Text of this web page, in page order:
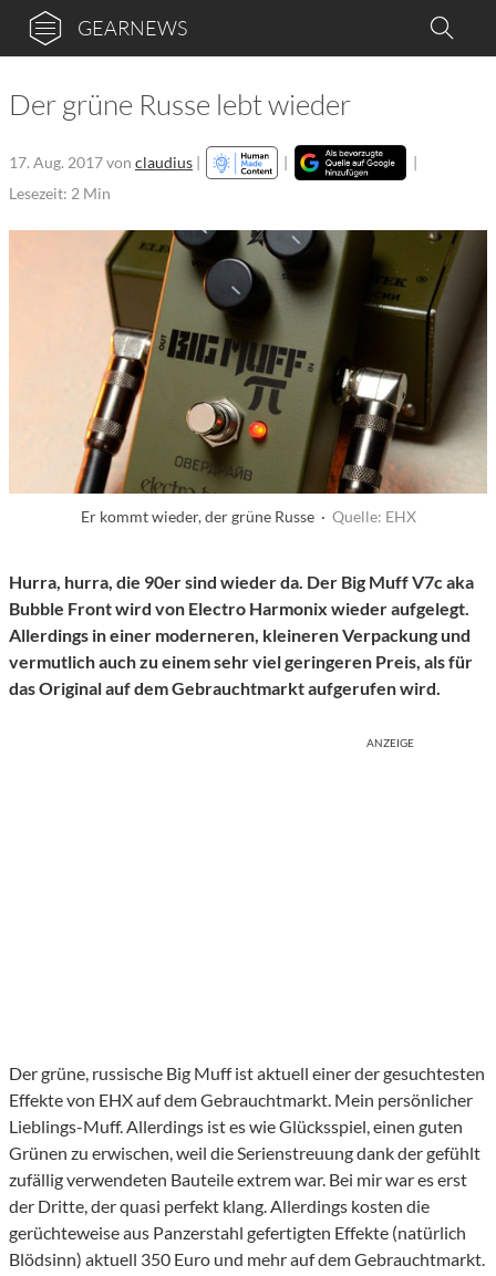
GEARNEWS
Der grüne Russe lebt wieder
17. Aug. 2017von claudius | |
|
Lesezeit: 2 Min
Er kommt wieder, der grüne Russe · Quelle: EHX
Hurra, hurra, die 90er sind wieder da. Der Big Muff V7c aka
Bubble Front wird von Electro Harmonix wieder aufgelegt.
Allerdings in einer moderneren, kleineren Verpackung und
vermutlich auch zu einem sehr viel geringeren Preis, als für
das Original auf dem Gebrauchtmarkt aufgerufen wird.
ANZEIGE
Der grüne, russische Big Muff ist aktuell einer der gesuchtesten
Effekte von EHX auf dem Gebrauchtmarkt. Mein persönlicher
Lieblings-Muff. Allerdings ist es wie Glücksspiel, einen guten
Grünen zu erwischen, weil die Serienstreuung dank der gefühlt
zufällig verwendeten Bauteile extrem war. Bei mir war es erst
der Dritte, der quasi perfekt klang. Allerdings kosten die
gerüchteweise aus Panzerstahl gefertigten Effekte (natürlich
Blödsinn) aktuell 350 Euro und mehr auf dem Gebrauchtmarkt.